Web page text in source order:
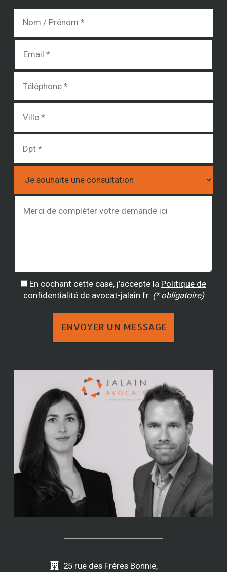
En cochant cette case, j’accepte la Politique de
confidentialitéde avocat-jalain.fr. (* obligatoire)
25 rue des Frères Bonnie,